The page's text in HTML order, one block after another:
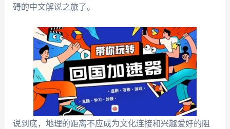
碍的中文解说之旅了。
说到底，地理的距离不应成为文化连接和兴趣爱好的阻